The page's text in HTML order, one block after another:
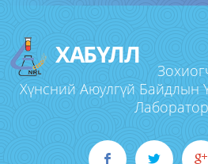
ХАБҮЛЛ
Хүнсний Аюулгүй Байдлын